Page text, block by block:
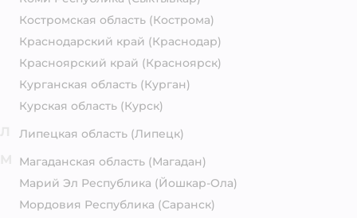
Костромская область (Кострома)
Краснодарский край (Краснодар)
Красноярский край (Красноярск)
Курганская область (Курган)
Курская область (Курск)
Липецкая область (Липецк)
Магаданская область (Магадан)
Марий Эл Республика (Йошкар-Ола)
Мордовия Республика (Саранск)